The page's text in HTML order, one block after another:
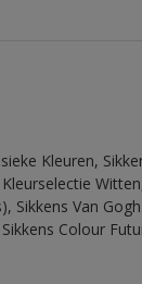
Kleuren,
Sikkens Van
Colour